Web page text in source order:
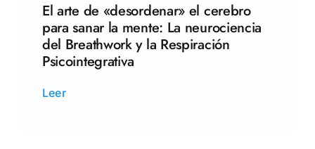
El arte de «desordenar» el cerebro
para sanar la mente: La neurociencia
del Breathwork y la Respiración
Psicointegrativa
Leer